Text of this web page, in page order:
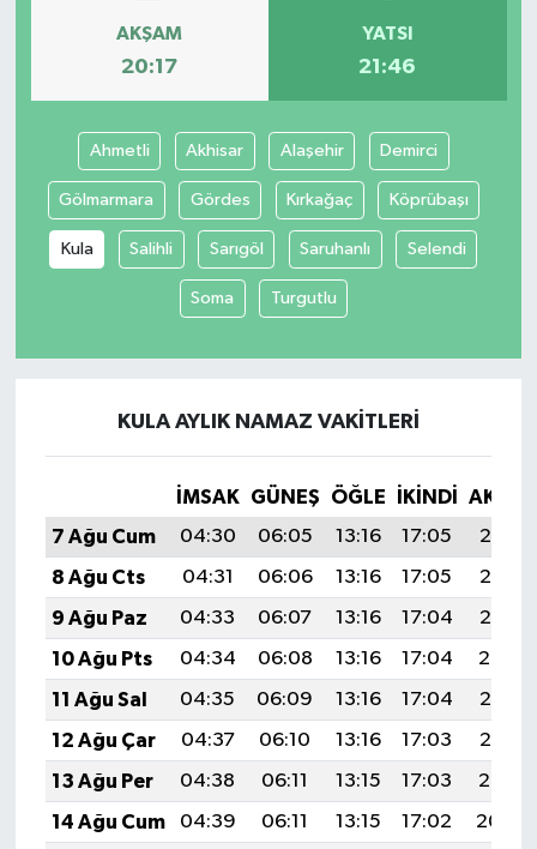
AKŞAM
20:17
YATSI
21:46
Ahmetli Akhisar Alaşehir Demirci
Gölmarmara Gördes Kırkağaç Köprübaşı
Kula Salihli Sarıgöl Saruhanlı Selendi
Soma Turgutlu
KULA AYLIK NAMAZ VAKITLERI
İMSAK GÜNEŞ ÖĞLE İKINDI
7 Ağu Cum
04:30 06:05 13:16 17:05
20:17
8 Ağu Cts
04:31 06:06 13:16 17:05
20:16
9 Ağu Paz
04:33 06:07 13:16 17:04
20:15
10 Ağu Pts
04:34 06:08 13:16 17:04
20:14
11 Ağu Sal
04:35 06:09 13:16 17:04
20:13
12 Ağu Çar
04:37 06:10 13:16 17:03
20:12
13 Ağu Per
04:38 06:11 13:15 17:03
20:10
14 Ağu Cum
04:39 06:11 13:15 17:02
20:09